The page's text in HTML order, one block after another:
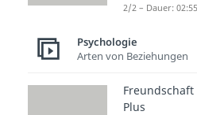
Ein Beispiel
Religion
.
2/2 – Dauer: 02:55
Psychologie
Arten von Beziehungen
Freundschaft
Plus